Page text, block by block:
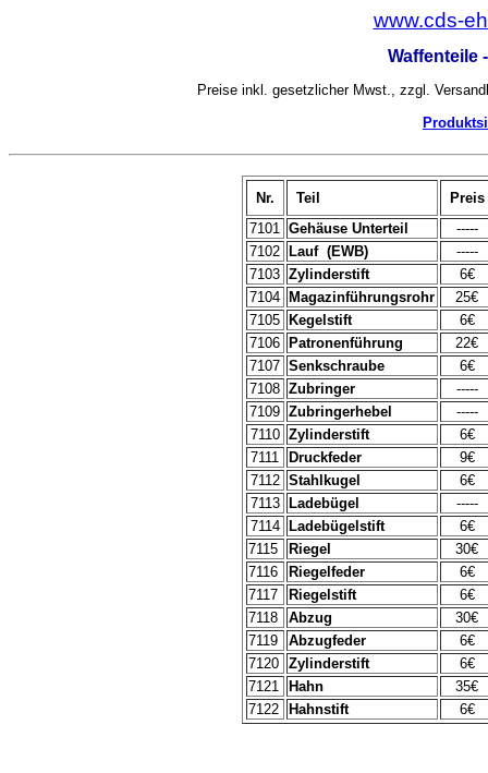
www.cds-
Waffenteile
Preise inkl. gesetzlicher Mwst., zzgl.
Nr. Teil
Preis
7101
Gehäuse Unterteil
-----
7102 Lauf (EWB)
-----
7103 Zylinderstift
6€
7104 Magazinführungsrohr
25€
7105 Kegelstift
6€
7106 Patronenführung
22€
7107 Senkschraube
6€
7108 Zubringer
-----
7109 Zubringerhebel
-----
7110 Zylinderstift
6€
7111
Druckfeder
9€
7112 Stahlkugel
6€
7113 Ladebügel
-----
7114 Ladebügelstift
6€
7115
Riegel
30€
7116
Riegelfeder
6€
7117
Riegelstift
6€
7118
Abzug
30€
7119
Abzugfeder
6€
7120
Zylinderstift
6€
7121
Hahn
35€
7122
Hahnstift 6€